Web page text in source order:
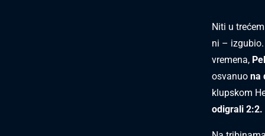
Niti u
ni –
vremena,
osvanuo na
klupskom
odigrali 2:2.